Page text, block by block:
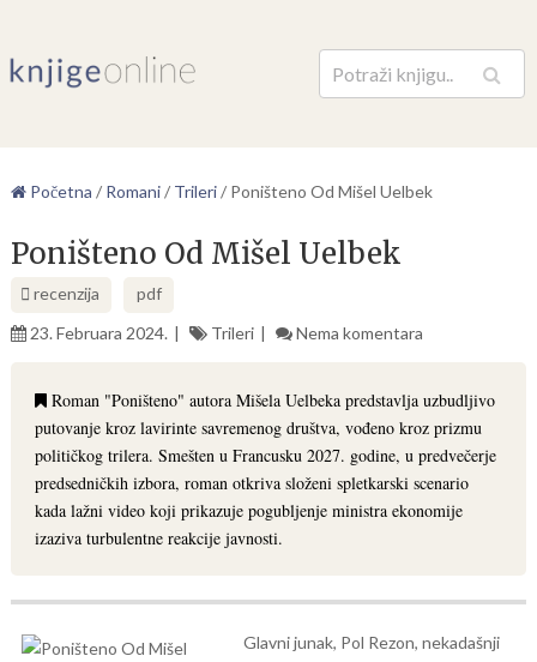
Pretraga
Početna / Romani/ Trileri/ Poništeno Od Mišel Uelbek
Poništeno Od Mišel Uelbek
recenzija
pdf
23. Februara 2024.
Trileri Nema komentara
Roman "Poništeno" autora Mišela Uelbeka predstavlja uzbudljivo
putovanje kroz lavirinte savremenog društva, vođeno kroz prizmu
političkog trilera. Smešten u Francusku 2027. godine, u predvečerje
predsedničkih izbora, roman otkriva složeni spletkarski scenario
kada lažni video koji prikazuje pogubljenje ministra ekonomije
izaziva turbulentne reakcije javnosti.
Glavni junak, Pol Rezon, nekadašnji